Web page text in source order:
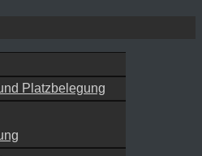
Platzbelegung